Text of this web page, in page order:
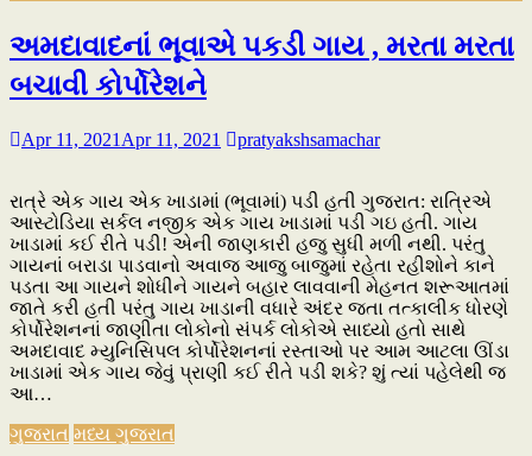
અમદાવાદનાં ભૂવાએ પકડી ગાય , મરતા મરતા
બચાવી કોર્પોરેશને
Apr 11, 2021 Apr 11, 2021 pratyakshsamachar
રાત્રે એક ગાય એક ખાડામાં (ભૂવામાં) પડી હતી ગુજરાત: રાત્રિએ
આસ્ટોડિયા સર્કલ નજીક એક ગાય ખાડામાં પડી ગઇ હતી. ગાય
ખાડામાં કઈ રીતે પડી! એની જાણકારી હજુ સુધી મળી નથી. પરંતુ
ગાયનાં બરાડા પાડવાનો અવાજ આજુ બાજુમાં રહેતા રહીશોને કાને
પડતા આ ગાયને શોધીને ગાયને બહાર લાવવાની મેહનત શરૂઆતમાં
જાતે કરી હતી પરંતુ ગાય ખાડાની વધારે અંદર જતા તત્કાલીક ધોરણે
કોર્પોરેશનનાં જાણીતા લોકોનો સંપર્ક લોકોએ સાધ્યો હતો સાથે
અમદાવાદ મ્યુનિસિપલ કોર્પોરેશનનાં રસ્તાઓ પર આમ આટલા ઊંડા
ખાડામાં એક ગાય જેવું પ્રાણી કઈ રીતે પડી શકે? શું ત્યાં પહેલેથી જ
આ…
ગુજરાત મધ્ય ગુજરાત